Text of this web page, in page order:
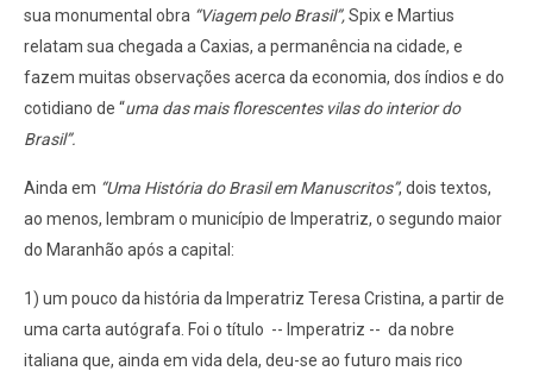
sua monumental obra “Viagem pelo Brasil”,Spix e Martius
relatam sua chegada a Caxias, a permanência na cidade, e
fazem muitas observações acerca da economia, dos índios e do
cotidiano de “uma das mais florescentes vilas do interior do
Brasil”.
Ainda em “Uma História do Brasil em Manuscritos”, dois textos,
ao menos, lembram o município de Imperatriz, o segundo maior
do Maranhão após a capital:
1) um pouco da história da Imperatriz Teresa Cristina, a partir de
uma carta autógrafa. Foi o título -- Imperatriz -- da nobre
italiana que, ainda em vida dela, deu-se ao futuro mais rico